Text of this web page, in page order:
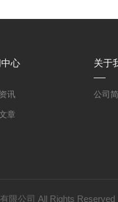
心
讯
章
关于
公司
限公司 All Rights